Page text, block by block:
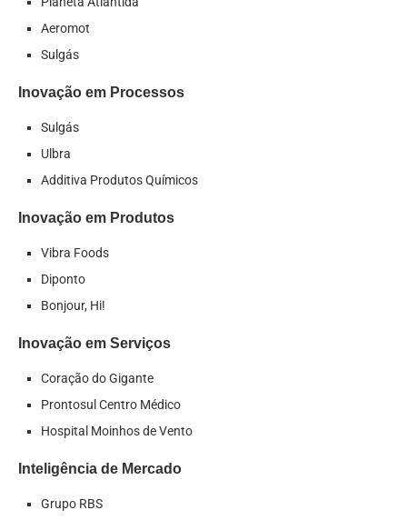
Aeromot
Sulgás
Inovação em Processos
Sulgás
Ulbra
Additiva Produtos Químicos
Inovação em Produtos
Vibra Foods
Diponto
Bonjour, Hi!
Inovação em Serviços
Coração do Gigante
Prontosul Centro Médico
Hospital Moinhos de Vento
Inteligência de Mercado
Grupo RBS